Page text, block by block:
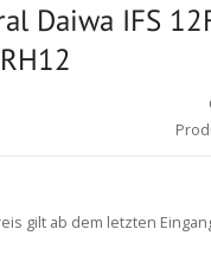
Daiwa IFS
gilt ab dem letzten